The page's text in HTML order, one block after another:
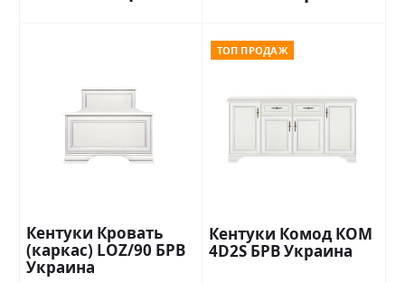
Кентуки Кровать
(каркас) LOZ/90 БРВ
Украина
ТОП ПРОДАЖ
Кентуки Комод КОМ
4D2S БРВ Украина